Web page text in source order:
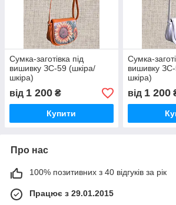
Сумка-заготівка під
вишивку ЗС-59 (шкіра/
шкіра)
від 1 200 ₴
Купити
Сумка-
вишивку
шкіра)
від 1 200
Про нас
100% позитивних з 40 відгуків за рік
Працює з 29.01.2015